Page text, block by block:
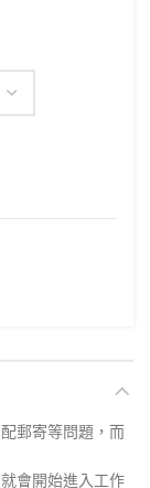
郵寄等問題，而
會開始進入工作